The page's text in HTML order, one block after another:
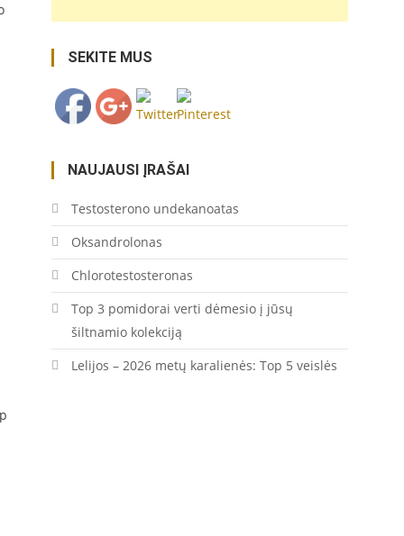
SEKITE MUS
yra-
dalykas/">
NAUJAUSI ĮRAŠAI
Testosterono undekanoatas
Oksandrolonas
Chlorotestosteronas
Top 3 pomidorai verti dėmesio į jūsų
šiltnamio kolekciją
Lelijos – 2026 metų karalienės: Top 5 veislės